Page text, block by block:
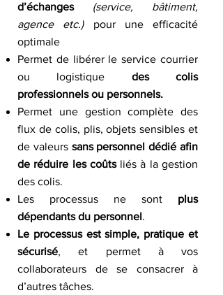
d’échanges
(service, bâtiment,
agence etc.)pour une efficacité
optimale
Permet de libérer le service courrier
ou logistique des colis
professionnels ou personnels.
Permet une gestion complète des
flux de colis, plis, objets sensibles et
de valeurs sans personnel dédié afin
de réduire les coûtsliés à la gestion
des colis.
Les processus ne sont plus
dépendants du personnel.
Le processus est simple, pratique et
sécurisé, et permet à vos
collaborateurs de se consacrer à
d’autres tâches.